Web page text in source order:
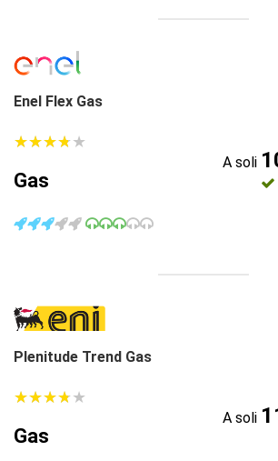
Enel Flex Gas
★★★★★
★★★★★
Gas
A soli
Plenitude Trend Gas
★★★★★
★★★★★
Gas
A soli